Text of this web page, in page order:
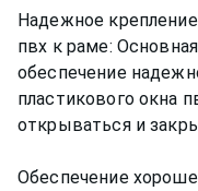
Надежное
пвх к раме:
обеспечение
пластикового окна
открываться и
Обеспечение